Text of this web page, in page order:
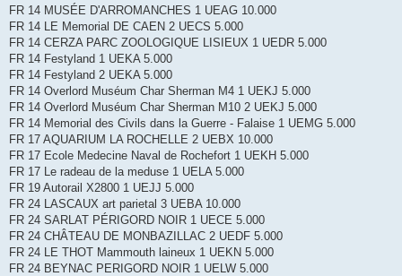
FR 14 MUSÉE D'ARROMANCHES 1 UEAG 10.000
FR 14 LE Memorial DE CAEN 2 UECS 5.000
FR 14 CERZA PARC ZOOLOGIQUE LISIEUX 1 UEDR 5.000
FR 14 Festyland 1 UEKA 5.000
FR 14 Festyland 2 UEKA 5.000
FR 14 Overlord Muséum Char Sherman M4 1 UEKJ 5.000
FR 14 Overlord Muséum Char Sherman M10 2 UEKJ 5.000
FR 14 Memorial des Civils dans la Guerre - Falaise 1 UEMG 5.000
FR 17 AQUARIUM LA ROCHELLE 2 UEBX 10.000
FR 17 Ecole Medecine Naval de Rochefort 1 UEKH 5.000
FR 17 Le radeau de la meduse 1 UELA 5.000
FR 19 Autorail X2800 1 UEJJ 5.000
FR 24 LASCAUX art parietal 3 UEBA 10.000
FR 24 SARLAT PÉRIGORD NOIR 1 UECE 5.000
FR 24 CHÂTEAU DE MONBAZILLAC 2 UEDF 5.000
FR 24 LE THOT Mammouth laineux 1 UEKN 5.000
FR 24 BEYNAC PERIGORD NOIR 1 UELW 5.000